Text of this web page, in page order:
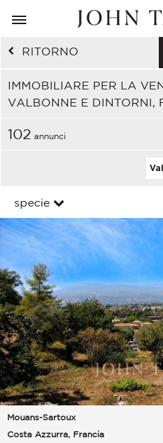
RITORNO
IMMOBILIARE PER LA
VALBONNE E DINTORNI,
102 annunci
specie
Mouans-Sartoux
Costa Azzurra, Francia